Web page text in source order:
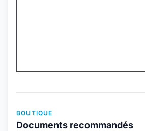
BOUTIQUE
Documents recommandés